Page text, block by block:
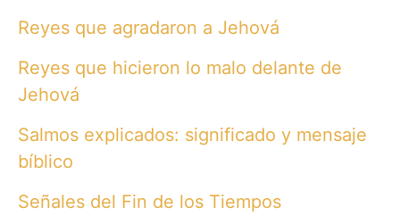
Reyes que agradaron a Jehová
Reyes que hicieron lo malo delante de
Jehová
Salmos explicados: significado y mensaje
bíblico
Señales del Fin de los Tiempos